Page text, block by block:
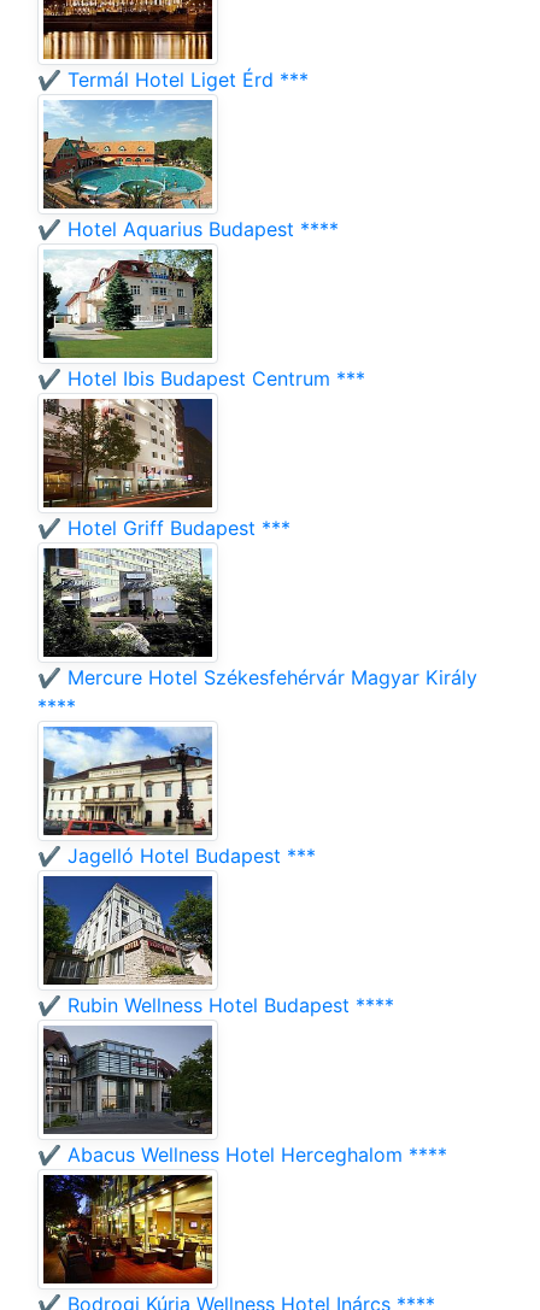
✔️ Termál Hotel Liget Érd ***
✔️ Hotel Aquarius Budapest ****
✔️ Hotel Ibis Budapest Centrum ***
✔️ Hotel Griff Budapest ***
✔️ Mercure Hotel Székesfehérvár Magyar Király
****
✔️ Jagelló Hotel Budapest ***
✔️ Rubin Wellness Hotel Budapest ****
✔️ Abacus Wellness Hotel Herceghalom ****
✔️ Bodrogi Kúria Wellness Hotel Inárcs ****